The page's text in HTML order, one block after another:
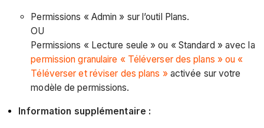
Permissions « Admin » sur l’outil Plans.
OU
Permissions « Lecture seule » ou « Standard » avec la
permission granulaire « Téléverser des plans » ou «
Téléverser et réviser des plans » activée sur votre
modèle de permissions.
Information supplémentaire :